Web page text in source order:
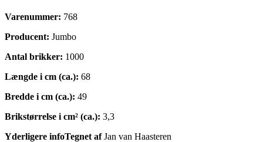
Varenummer: 768
Producent: Jumbo
Antal brikker: 1000
Længde i cm (ca.): 68
Bredde i cm (ca.): 49
Brikstørrelse i cm² (ca.): 3,3
Yderligere infoTegnet afJan van Haasteren